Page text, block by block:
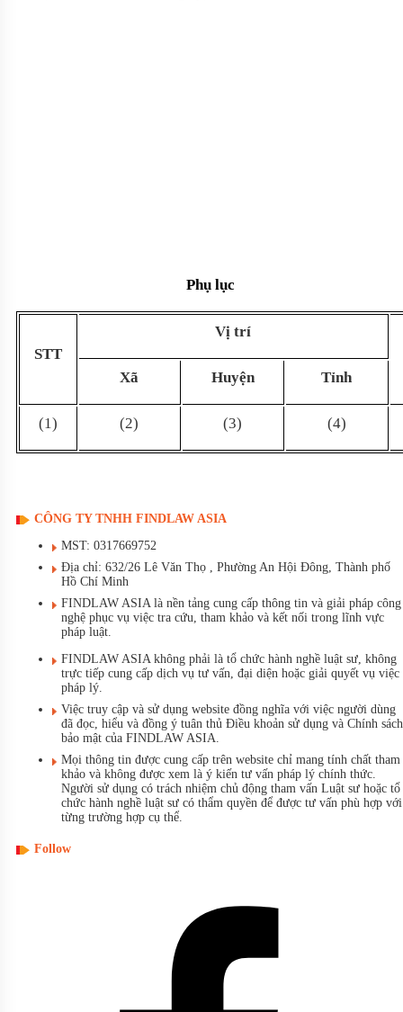
Phụ lục
STT
Vị trí
Xã Huyện Tỉnh
(1) (2) (3) (4)
CÔNG TY TNHH FINDLAW ASIA
MST: 0317669752
Địa chỉ: 632/26 Lê Văn Thọ , Phường An Hội Đông, Thành phố
Hồ Chí Minh
FINDLAW ASIA là nền tảng cung cấp thông tin và giải pháp công
nghệ phục vụ việc tra cứu, tham khảo và kết nối trong lĩnh vực
pháp luật.
FINDLAW ASIA không phải là tổ chức hành nghề luật sư, không
trực tiếp cung cấp dịch vụ tư vấn, đại diện hoặc giải quyết vụ việc
pháp lý.
Việc truy cập và sử dụng website đồng nghĩa với việc người dùng
đã đọc, hiểu và đồng ý tuân thủ Điều khoản sử dụng và Chính sách
bảo mật của FINDLAW ASIA.
Mọi thông tin được cung cấp trên website chỉ mang tính chất tham
khảo và không được xem là ý kiến tư vấn pháp lý chính thức.
Người sử dụng có trách nhiệm chủ động tham vấn Luật sư hoặc tổ
chức hành nghề luật sư có thẩm quyền để được tư vấn phù hợp với
từng trường hợp cụ thể.
Follow